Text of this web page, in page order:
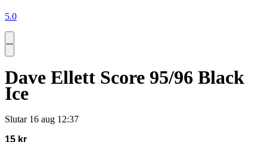
5.0
Dave Ellett Score 95/96 Black
Ice
Slutar 16 aug 12:37
15 kr